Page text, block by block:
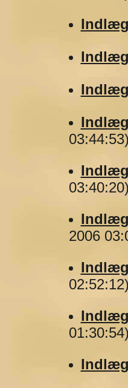
03:44:53)
03:40:20)
2006
02:52:12)
01:30:54)